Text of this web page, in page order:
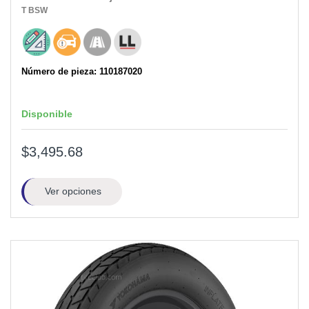
T BSW
Número de pieza: 110187020
Disponible
$3,495.68
Ver opciones